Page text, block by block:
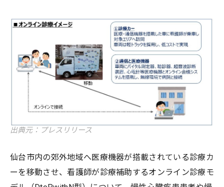
出典元：プレスリリース
仙台市内の郊外地域へ医療機器が搭載されている診療カ
ーを移動させ、看護師が診療補助するオンライン診療モ